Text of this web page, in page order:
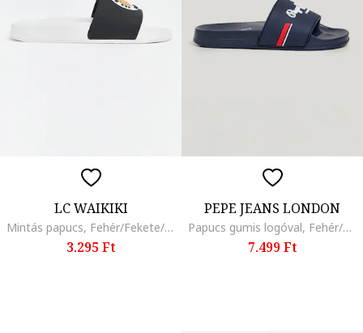
LC WAIKIKI
Mintás papucs, Fehér/Fekete/Narancssárga
3.295 Ft
PEPE JEANS LONDON
Papucs gumis logóval, Fehér/Sötétkék/Élénkpiros
7.499 Ft